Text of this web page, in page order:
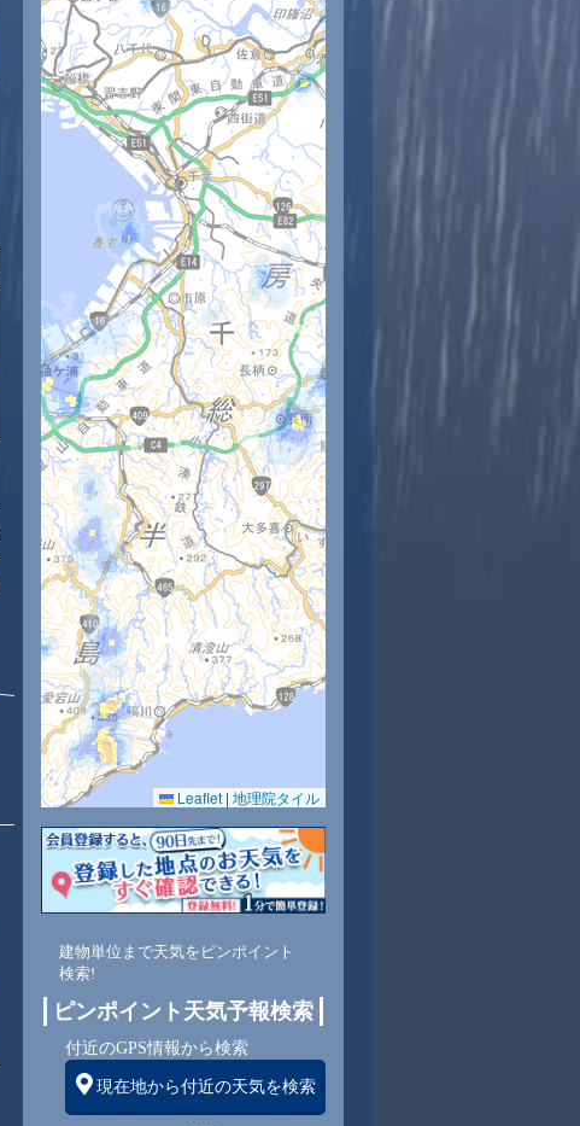
19時 20時 21時 22時 23時
30 29 28 27
81 84 87 88
2
Leaflet | 地理院タイル
建物単位まで天気をピンポイント
検索!
ピンポイント天気予報検索
付近のGPS情報から検索
現在地から付近の天気を検索